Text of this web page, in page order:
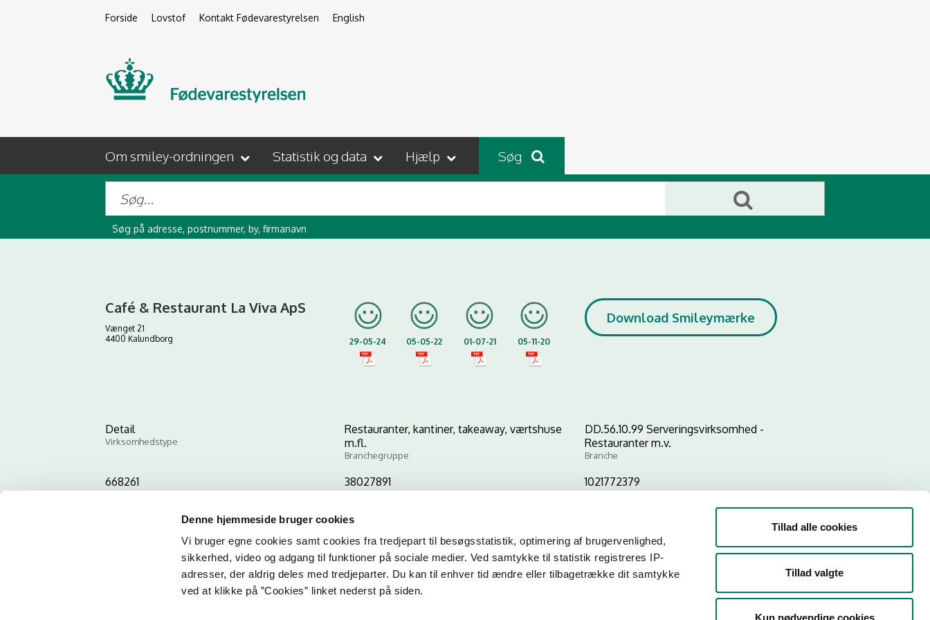
Denne hjemmeside bruger cookies
Vi bruger egne cookies samt cookies fra tredjepart til besøgsstatistik, optimering af brugervenlighed,
sikkerhed, video og adgang til funktioner på sociale medier. Ved samtykke til statistik registreres IP-
adresser, der aldrig deles med tredjeparter. Du kan til enhver tid ændre eller tilbagetrække dit samtykke
ved at klikke på ”Cookies” linket nederst på siden.
Tillad alle cookies
Tillad valgte
Kun nødvendige cookies
Forside Lovstof Kontakt Fødevarestyrelsen English
Om smiley-ordningen Statistik og data Hjælp Søg
Søg på adresse, postnummer, by, firmanavn
Café & Restaurant La Viva ApS
Vænget 21
4400 Kalundborg
29-05-24 05-05-22 01-07-21 05-11-20
Download Smileymærke
Detail
Virksomhedstype
Restauranter, kantiner, takeaway, værtshuse
m.fl.
Branchegruppe
DD.56.10.99 Serveringsvirksomhed -
Restauranter m.v.
Branche
668261
ID-nummer
38027891
CVR-nr
1021772379
P-nr
Kopier link til at indsætte på virksomhedens hjemmeside